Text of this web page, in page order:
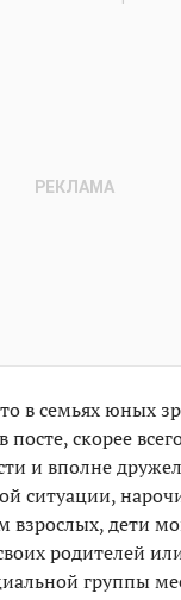
в семьях юных
посте, скорее
и вполне
ситуации,
дети
родителей
группы